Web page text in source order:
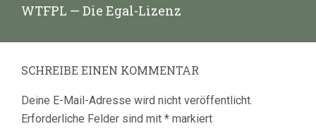
Nächster
WTFPL — Die Egal-Lizenz
SCHREIBE EINEN KOMMENTAR
Deine E-Mail-Adresse wird nicht veröffentlicht.
Erforderliche Felder sind mit * markiert